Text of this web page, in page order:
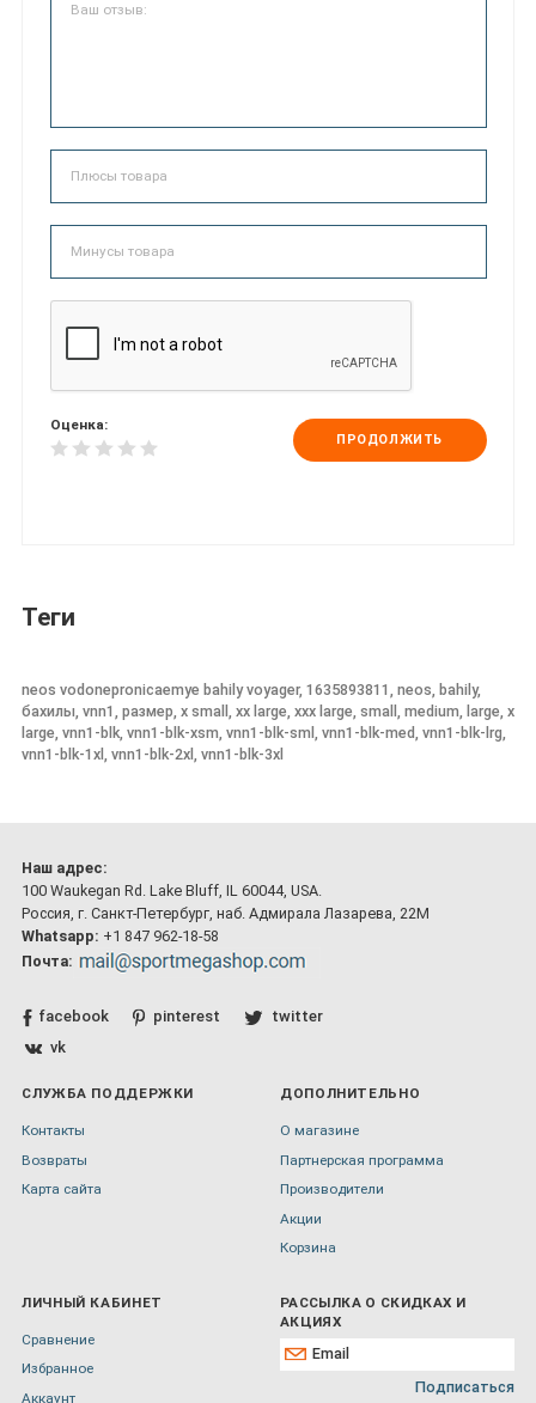
Оценка:
ПРОДОЛЖИТЬ
Теги
neos vodonepronicaemye bahily voyager, 1635893811, neos, bahily,
бахилы, vnn1, размер, x small, xx large, xxx large, small, medium, large, x
large, vnn1-blk, vnn1-blk-xsm, vnn1-blk-sml, vnn1-blk-med, vnn1-blk-lrg,
vnn1-blk-1xl, vnn1-blk-2xl, vnn1-blk-3xl
Наш адрес:
100 Waukegan Rd. Lake Bluff, IL 60044, USA.
Россия, г. Санкт-Петербург, наб. Адмирала Лазарева, 22М
Whatsapp: +1 847 962-18-58
Почта:
facebook pinterest
twitter
vk
СЛУЖБА ПОДДЕРЖКИ
Контакты
Возвраты
Карта сайта
ДОПОЛНИТЕЛЬНО
О магазине
Партнерская программа
Производители
Акции
Корзина
ЛИЧНЫЙ КАБИНЕТ
Сравнение
Избранное
Аккаунт
РАССЫЛКА О СКИДКАХ И
АКЦИЯХ
Подписаться